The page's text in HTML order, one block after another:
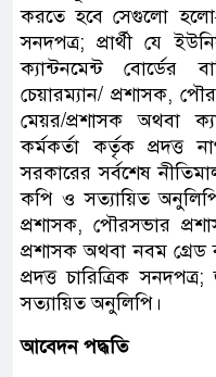
করতে হবে সেগুলো
সনদপত্র; প্রার্থী যে
ক্যান্টনমেন্ট বোর্ডের
চেয়ারম্যান/ প্রশাসক,
মেয়র/প্রশাসক অথবা
কর্মকর্তা কর্তৃক প্রদত্ত
সরকারের সর্বশেষ
কপি ও সত্যায়িত
প্রশাসক, পৌরসভার
প্রশাসক অথবা নবম গ্রেড
প্রদত্ত চারিত্রিক
সত্যায়িত অনুলিপি।
আবেদন পদ্ধতি